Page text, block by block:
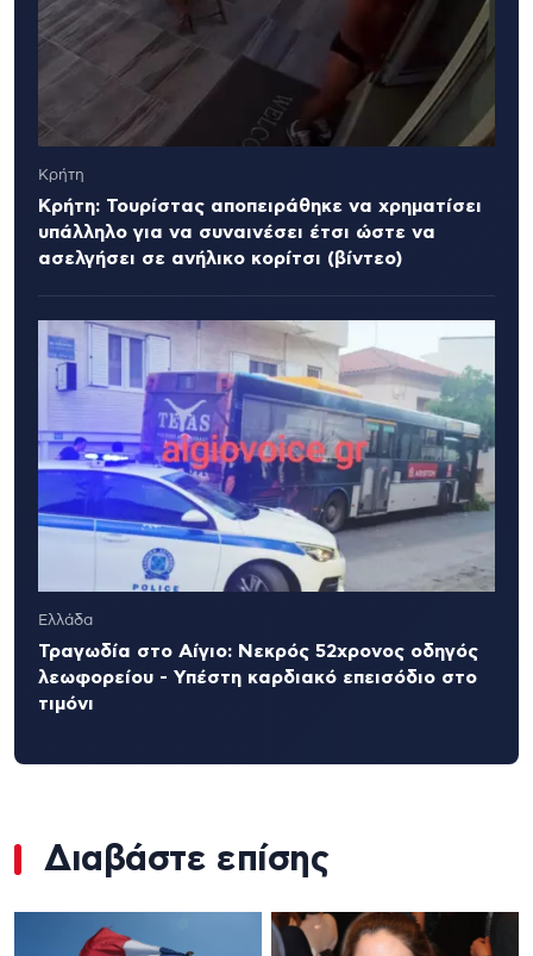
Κρήτη
Κρήτη: Τουρίστας αποπειράθηκε να χρηματίσει
υπάλληλο για να συναινέσει έτσι ώστε να
ασελγήσει σε ανήλικο κορίτσι (βίντεο)
Ελλάδα
Τραγωδία στο Αίγιο: Νεκρός 52χρονος οδηγός
λεωφορείου - Υπέστη καρδιακό επεισόδιο στο
τιμόνι
Διαβάστε επίσης